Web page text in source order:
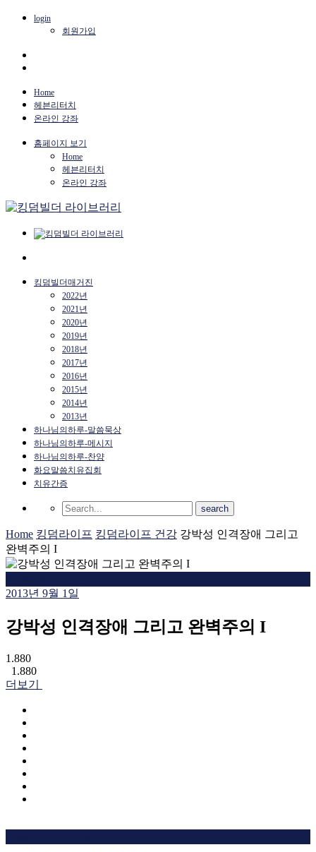
login
회원가입
Home
헤븐리터치
온라인 강좌
홈페이지 보기
Home
헤븐리터치
온라인 강좌
킹덤빌더매거진
2022년
2021년
2020년
2019년
2018년
2017년
2016년
2015년
2014년
2013년
하나님의하루-말씀묵상
하나님의하루-메시지
하나님의하루-찬양
화요말씀치유집회
치유간증
Home 킹덤라이프 킹덤라이프 건강 강박성 인격장애 그리고
완벽주의 I
2013년 9월 1일
강박성 인격장애 그리고 완벽주의 I
1.880
1.880
더보기